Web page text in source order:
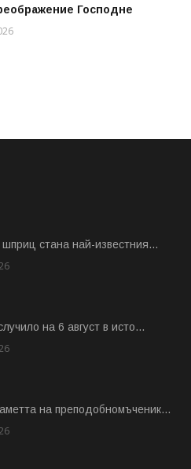
Господне
стана най-известния...
на 6 август в исто...
на преподобномъченик...